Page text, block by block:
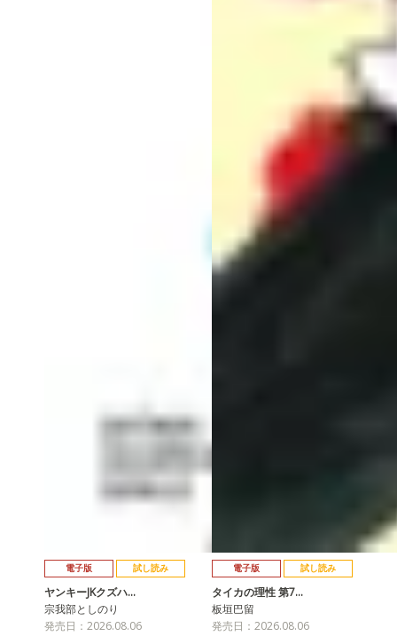
電子版 試し読み
ヤンキーJKクズハ…
宗我部としのり
発売日：2026.08.06
電子版 試し読み
タイカの理性 第7…
板垣巴留
発売日：2026.08.06